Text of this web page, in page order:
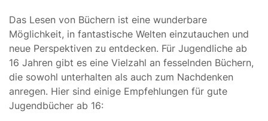
Das Lesen von Büchern ist eine wunderbare
Möglichkeit, in fantastische Welten einzutauchen und
neue Perspektiven zu entdecken. Für Jugendliche ab
16 Jahren gibt es eine Vielzahl an fesselnden Büchern,
die sowohl unterhalten als auch zum Nachdenken
anregen. Hier sind einige Empfehlungen für gute
Jugendbücher ab 16: